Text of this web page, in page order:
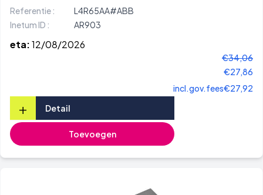
Referentie :
L4R65AA#ABB
Inetum ID :
AR903
eta:12/08/2026
€34,06
€27,86
incl.gov.fees€27,92
+ Detail
Toevoegen